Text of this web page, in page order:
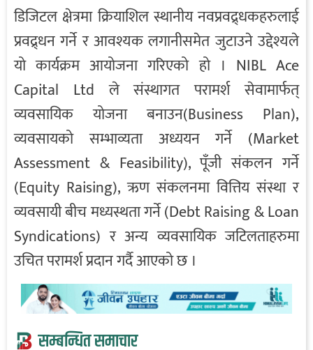
डिजिटल क्षेत्रमा क्रियाशिल स्थानीय नवप्रवद्र्धकहरुलाई
प्रवद्र्धन गर्ने र आवश्यक लगानीसमेत जुटाउने उद्देश्यले
यो कार्यक्रम आयोजना गरिएको हो । NIBL Ace
Capital Ltd ले संस्थागत परामर्श सेवामार्फत्
व्यवसायिक योजना बनाउन(Business Plan),
व्यवसायको सम्भाव्यता अध्ययन गर्ने (Market
Assessment & Feasibility), पूँजी संकलन गर्ने
(Equity Raising), ऋण संकलनमा वित्तिय संस्था र
व्यवसायी बीच मध्यस्थता गर्ने (Debt Raising & Loan
Syndications) र अन्य व्यवसायिक जटिलताहरुमा
उचित परामर्श प्रदान गर्दै आएको छ ।
सम्बन्धित समाचार